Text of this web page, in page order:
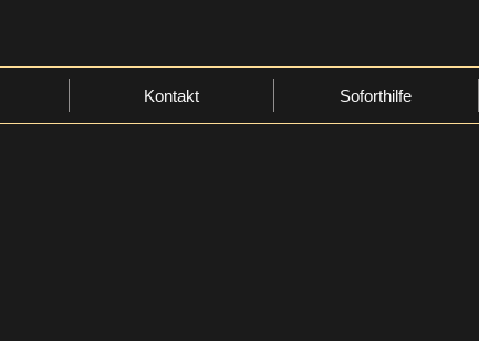
Kontakt Soforthilfe